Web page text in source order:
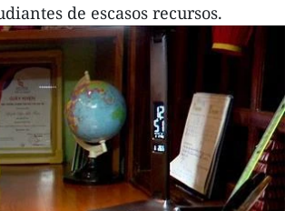
de escasos recursos.